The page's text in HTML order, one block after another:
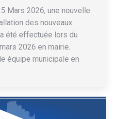
Mars 2026, une nouvelle
des nouveaux
été effectuée lors du
2026 en mairie.
équipe municipale en